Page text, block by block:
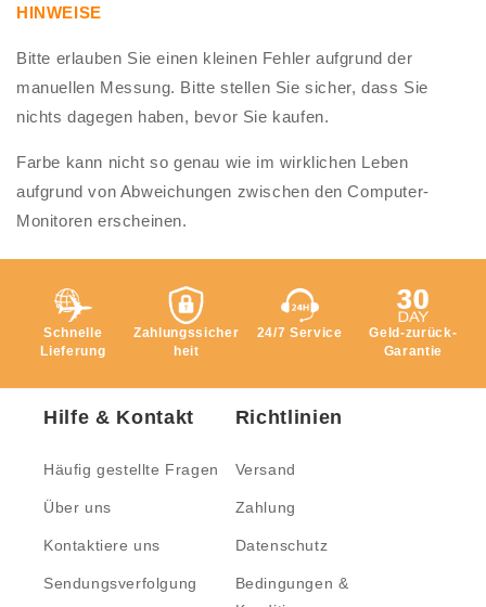
HINWEISE
Bitte erlauben Sie einen kleinen Fehler aufgrund der
manuellen Messung. Bitte stellen Sie sicher, dass Sie
nichts dagegen haben, bevor Sie kaufen.
Farbe kann nicht so genau wie im wirklichen Leben
aufgrund von Abweichungen zwischen den Computer-
Monitoren erscheinen.
Schnelle
Lieferung
Zahlungssicher
heit
24/7 Service
Geld-zurück-
Garantie
Hilfe & Kontakt
Häufig gestellte Fragen
Über uns
Kontaktiere uns
Sendungsverfolgung
Richtlinien
Versand
Zahlung
Datenschutz
Bedingungen &